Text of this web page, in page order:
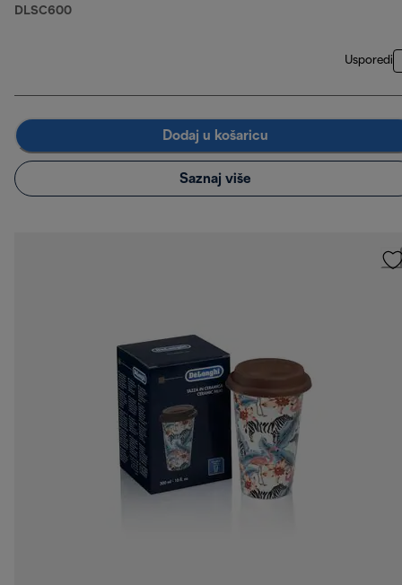
DLSC600
Usporedi
Dodaj u košaricu
Saznaj više